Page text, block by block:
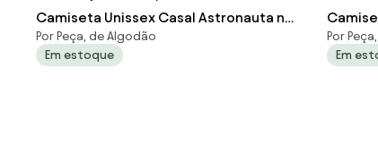
Camiseta Unissex Casal Astronauta na
Lua - Cinza Chumbo - P
Por Peça, de Algodão
Em estoque
Lua -
Por
Em